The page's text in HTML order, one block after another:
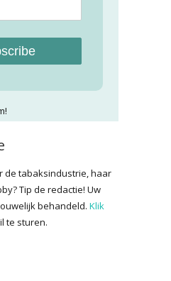
de tabaksindustrie, haar
Tip de redactie! Uw
behandeld. Klik
te sturen.